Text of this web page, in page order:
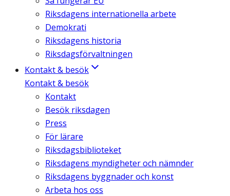
Riksdagens internationella arbete
Demokrati
Riksdagens historia
Riksdagsförvaltningen
Kontakt & besök
Kontakt & besök
Kontakt
Besök riksdagen
Press
För lärare
Riksdagsbiblioteket
Riksdagens myndigheter och nämnder
Riksdagens byggnader och konst
Arbeta hos oss